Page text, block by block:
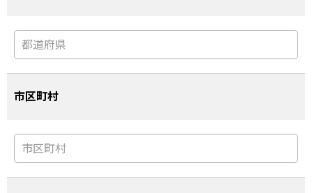
市区町村